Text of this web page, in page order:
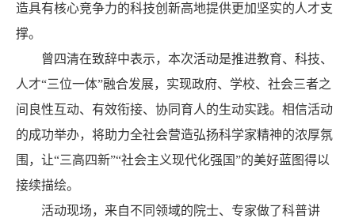
造具有核心竞争力的科技创新高地提供更加坚实的人才支
撑。
曾四清在致辞中表示，本次活动是推进教育、科技、
人才“三位一体”融合发展，实现政府、学校、社会三者之
间良性互动、有效衔接、协同育人的生动实践。相信活动
的成功举办，将助力全社会营造弘扬科学家精神的浓厚氛
围，让“三高四新”“社会主义现代化强国”的美好蓝图得以
接续描绘。
活动现场，来自不同领域的院士、专家做了科普讲